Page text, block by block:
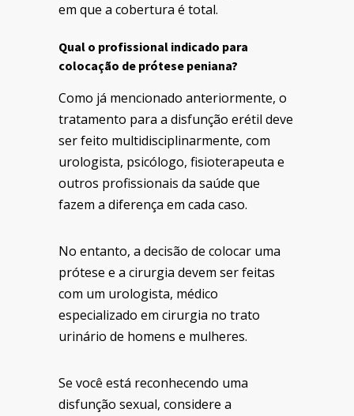
em que a cobertura é total.
Qual o profissional indicado para
colocação de prótese peniana?
Como já mencionado anteriormente, o
tratamento para a disfunção erétil deve
ser feito multidisciplinarmente, com
urologista, psicólogo, fisioterapeuta e
outros profissionais da saúde que
fazem a diferença em cada caso.
No entanto, a decisão de colocar uma
prótese e a cirurgia devem ser feitas
com um urologista, médico
especializado em cirurgia no trato
urinário de homens e mulheres.
Se você está reconhecendo uma
disfunção sexual, considere a